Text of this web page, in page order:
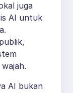
juga
AI untuk
AI bukan